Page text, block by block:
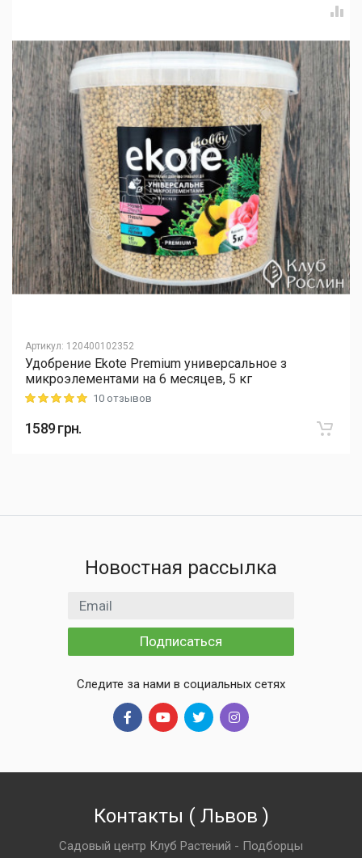
Артикул: 120400102352
Удобрение Ekote Premium универсальное з
микроэлементами на 6 месяцев, 5 кг
Rating: 5 out of 510 отзывов
1589грн.
Новостная рассылка
Email адрес
Подписаться
Следите за нами в социальных сетях
Контакты ( Львов )
Садовый центр Клуб Растений - Подборцы